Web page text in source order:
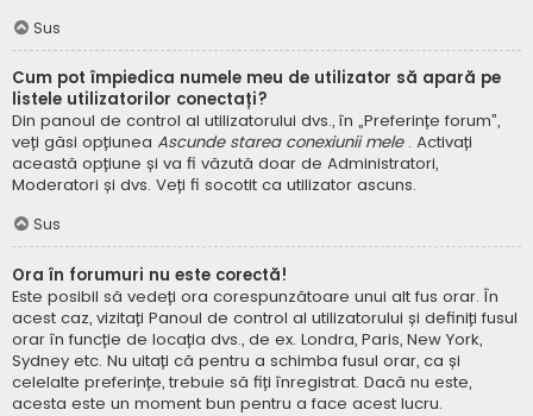
Sus
Cum pot împiedica numele meu de utilizator să apară pe
listele utilizatorilor conectați?
Din panoul de control al utilizatorului dvs., în „Preferințe forum”,
veți găsi opțiunea Ascunde starea conexiunii mele . Activați
această opțiune și va fi văzută doar de Administratori,
Moderatori și dvs. Veți fi socotit ca utilizator ascuns.
Sus
Ora în forumuri nu este corectă!
Este posibil să vedeți ora corespunzătoare unui alt fus orar. În
acest caz, vizitați Panoul de control al utilizatorului și definiți fusul
orar în funcție de locația dvs., de ex. Londra, Paris, New York,
Sydney etc. Nu uitați că pentru a schimba fusul orar, ca și
celelalte preferințe, trebuie să fiți înregistrat. Dacă nu este,
acesta este un moment bun pentru a face acest lucru.